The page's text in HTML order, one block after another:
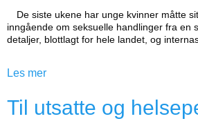
De siste ukene har unge kvinner måtte
inngående om seksuelle handlinger fra en
detaljer, blottlagt for hele landet, og
Les mer
Til utsatte og